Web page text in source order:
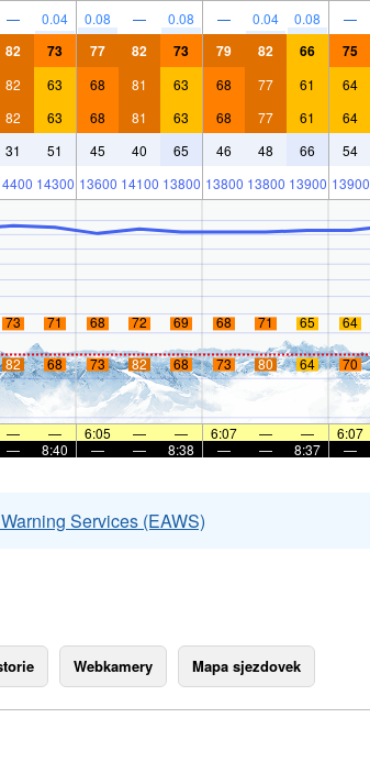
— 0.04 0.08 — 0.08 — 0.04 0.08 —
82 73 77 82 73 79 82 66 75
82 63 68 81 63 68 77 61 64
82 63 68 81 63 68 77 61 64
31 51 45 40 65 46 48 66 54
14300 13600 14100 13800 13800 13800 13900 13900
73 71 68 72 69 68 71 65 64
82 68 73 82 68 73 80 64 70
— — 6:05 — — 6:07 — — 6:07
— 8:40 — — 8:38 — — 8:37 —
Services (EAWS)
Webkamery Mapa sjezdovek